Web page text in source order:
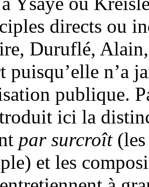
directs ou
Duruflé,
puisqu’elle n’a
publique.
ici la
par surcroît(les
et les